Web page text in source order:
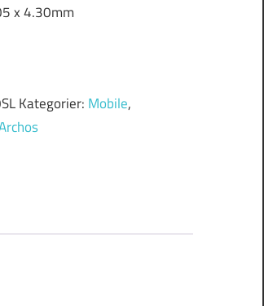
x 4.30mm
Kategorier: Mobile,